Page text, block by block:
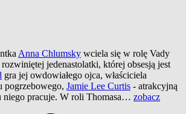
Anna Chlumsky wciela się w rolę Vady
jedenastolatki, której obsesją jest
gra jej owdowiałego ojca, właściciela
pogrzebowego, Jamie Lee Curtis - atrakcyjną
niego pracuje. W roli Thomasa… zobacz